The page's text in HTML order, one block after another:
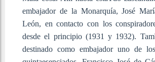
embajador de la Monarquía, José
León, en contacto con los
desde el principio (1931 y 1932).
destinado como embajador uno de